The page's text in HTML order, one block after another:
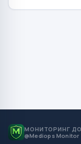
МОНИТОРИНГ
@Mediops Monitor